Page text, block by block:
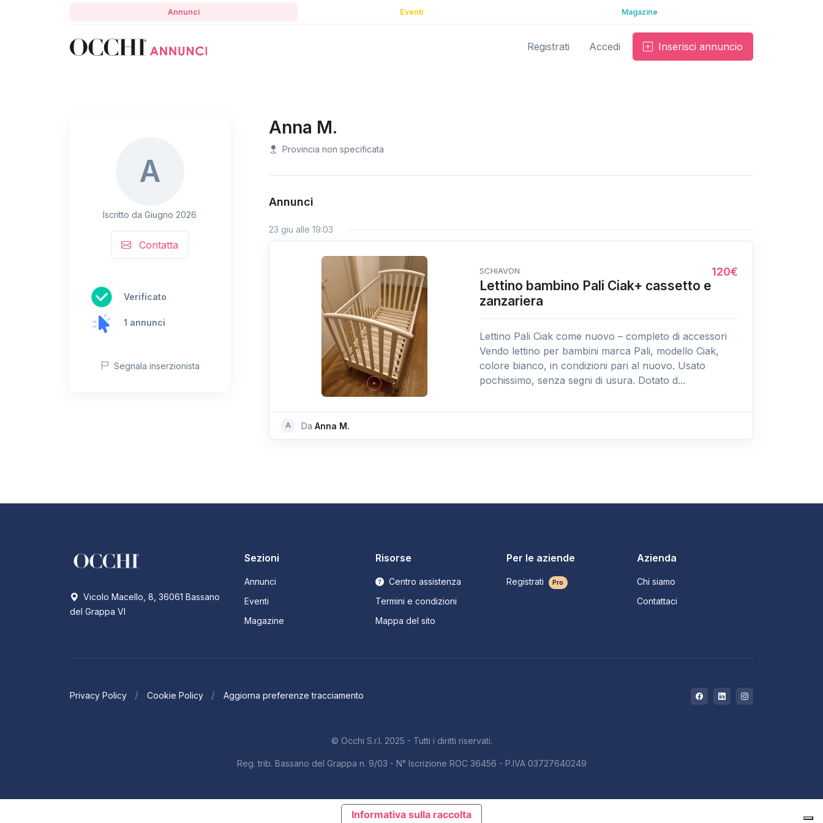
Annunci Eventi Magazine
Registrati Accedi Inserisci annuncio
A
Iscritto da Giugno 2026
Contatta
Verificato
1 annunci
Segnala inserzionista
Anna M.
Provincia non specificata
Annunci
23 giu alle 19:03
SCHIAVON 120€
Lettino bambino Pali Ciak+ cassetto e
zanzariera
Lettino Pali Ciak come nuovo – completo di accessori
Vendo lettino per bambini marca Pali, modello Ciak,
colore bianco, in condizioni pari al nuovo. Usato
pochissimo, senza segni di usura. Dotato d...
A Da Anna M.
Vicolo Macello, 8, 36061 Bassano
del Grappa VI
Sezioni
Annunci
Eventi
Magazine
Risorse
Centro assistenza
Termini e condizioni
Mappa del sito
Per le aziende
Registrati Pro
Azienda
Chi siamo
Contattaci
Privacy Policy Cookie Policy Aggiorna preferenze tracciamento
© Occhi S.r.l. 2025 - Tutti i diritti riservati.
Reg. trib. Bassano del Grappa n. 9/03 - N° Iscrizione ROC 36456 - P.IVA 03727640249
Informativa sulla raccolta